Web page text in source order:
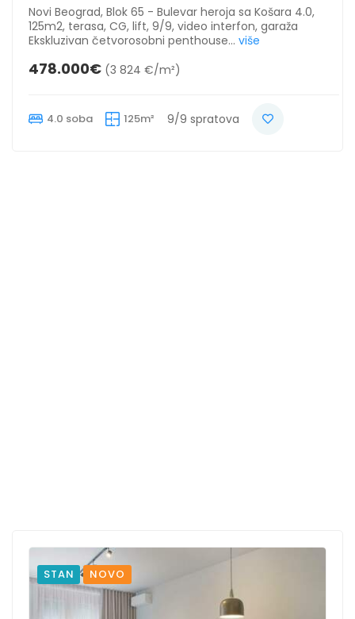
Novi Beograd, Blok 65 - Bulevar heroja sa Košara 4.0,
125m2, terasa, CG, lift, 9/9, video interfon, garaža
Ekskluzivan četvorosobni penthouse... više
478.000€ (3 824 €/m²)
4.0 soba 125m² 9/9 spratova
STAN NOVO